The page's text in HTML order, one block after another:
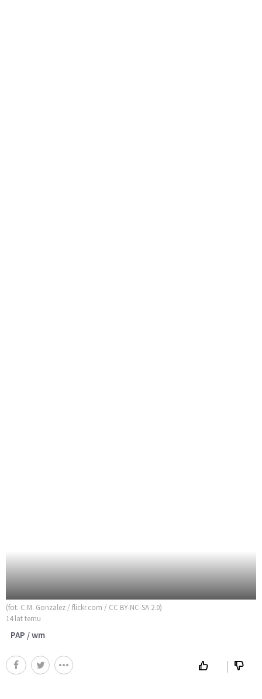
(fot. C.M. Gonzalez / flickr.com / CC BY-NC-SA 2.0)
14 lat temu
PAP / wm